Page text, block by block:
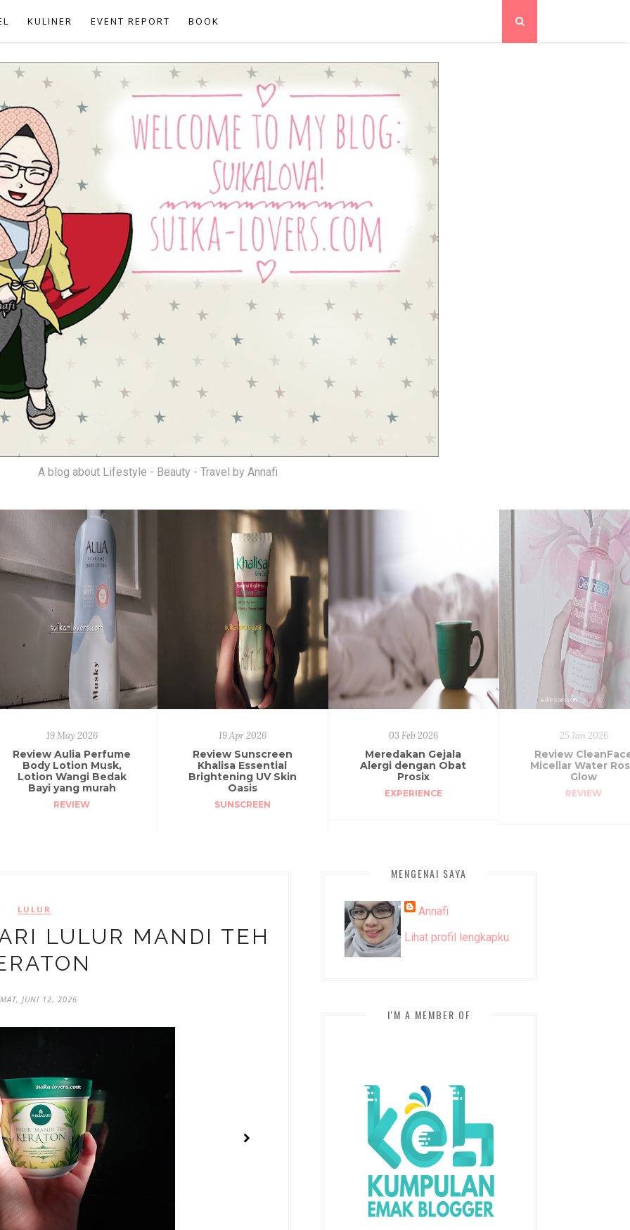
KULINER EVENT REPORT BOOK
A blog about Lifestyle - Beauty - Travel by Annafi
19 May 2026
Review Aulia Perfume
Body Lotion Musk,
Lotion Wangi Bedak
Bayi yang murah
REVIEW
19 Apr 2026
Review Sunscreen
Khalisa Essential
Brightening UV Skin
Oasis
SUNSCREEN
03 Feb 2026
Meredakan Gejala
Alergi dengan Obat
Prosix
EXPERIENCE
25 Jan 2026
Review
Micellar Water
Glow
REVIEW
LULUR
LULUR MANDI TEH
JUNI 12, 2026
MENGENAI SAYA
Annafi
Lihat profil lengkapku
I'M A MEMBER OF